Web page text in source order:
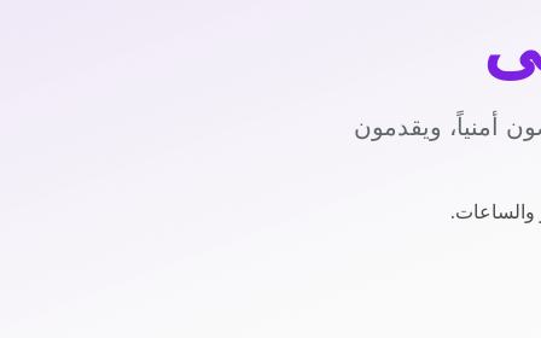
أمنياً، ويقدمون